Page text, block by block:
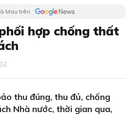
Mau trên
hợp chống thất
thu đúng, thu đủ, chống
Nhà nước, thời gian qua,